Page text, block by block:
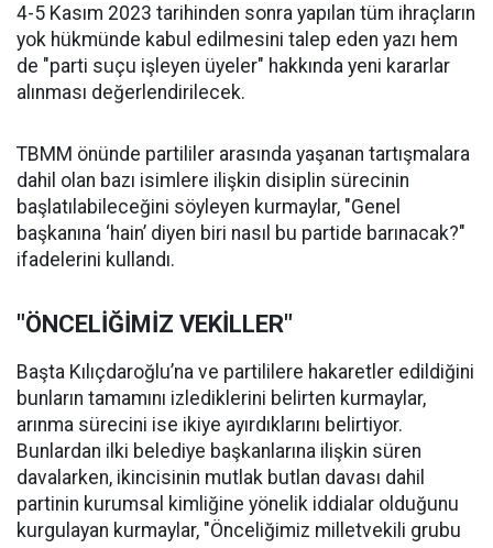
4-5 Kasım 2023 tarihinden sonra yapılan tüm ihraçların
yok hükmünde kabul edilmesini talep eden yazı hem
de "parti suçu işleyen üyeler" hakkında yeni kararlar
alınması değerlendirilecek.
TBMM önünde partililer arasında yaşanan tartışmalara
dahil olan bazı isimlere ilişkin disiplin sürecinin
başlatılabileceğini söyleyen kurmaylar, "Genel
başkanına ‘hain’ diyen biri nasıl bu partide barınacak?"
ifadelerini kullandı.
"ÖNCELİĞİMİZ VEKİLLER"
Başta Kılıçdaroğlu’na ve partililere hakaretler edildiğini
bunların tamamını izlediklerini belirten kurmaylar,
arınma sürecini ise ikiye ayırdıklarını belirtiyor.
Bunlardan ilki belediye başkanlarına ilişkin süren
davalarken, ikincisinin mutlak butlan davası dahil
partinin kurumsal kimliğine yönelik iddialar olduğunu
kurgulayan kurmaylar, "Önceliğimiz milletvekili grubu